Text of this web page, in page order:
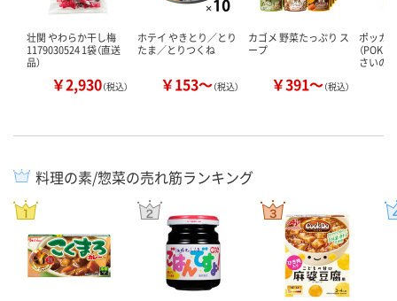
壮関 やわらか干し梅
1179030524 1袋（直送
品）
￥2,930（税込）
ホテイ やきとり／とり
たま／とりつくね
￥153～（税込）
カゴメ 野菜たっぷり ス
ープ
￥391～（税込）
ポッカ
（
さいの
料理の素/惣菜の売れ筋ランキング